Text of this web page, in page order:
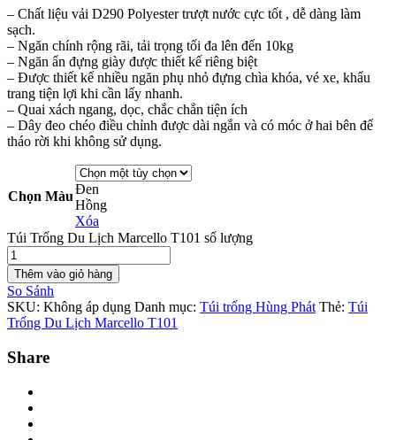
– Chất liệu vải D290 Polyester trượt nước cực tốt , dễ dàng làm
sạch.
– Ngăn chính rộng rãi, tải trọng tối đa lên đến 10kg
– Ngăn ẩn đựng giày được thiết kế riêng biệt
– Được thiết kế nhiều ngăn phụ nhỏ đựng chìa khóa, vé xe, khẩu
trang tiện lợi khi cần lấy nhanh.
– Quai xách ngang, dọc, chắc chắn tiện ích
– Dây đeo chéo điều chỉnh được dài ngắn và có móc ở hai bên để
tháo rời khi không sử dụng.
Chọn MàuĐen
Hồng
Xóa
Túi Trống Du Lịch Marcello T101 số lượng
Thêm vào giỏ hàng
So Sánh
SKU: Không áp dụng Danh mục: Túi trống Hùng Phát Thẻ: Túi
Trống Du Lịch Marcello T101
Share